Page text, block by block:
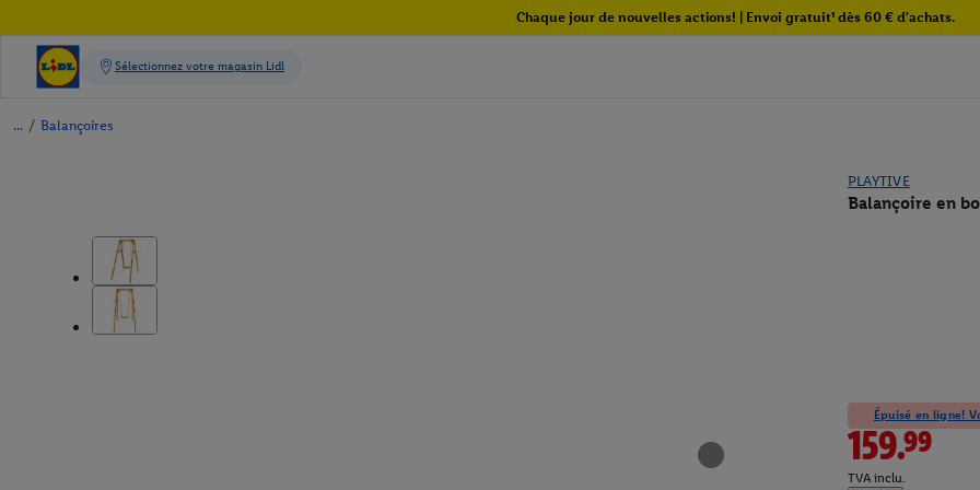
Chaque jour de nouvelles actions! | Envoi gratuit¹ dès 60 € d'achats.
/ Balançoires
PLAYTIVE
Balançoire en
Épuisé en ligne!
159.99
TVA inclu.